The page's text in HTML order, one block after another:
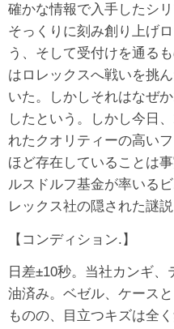
確かな情報で入手したシ
そっくりに刻み創り上げ
う、そして受付けを通る
はロレックスへ戦いを挑
いた。しかしそれはなぜ
したという。しかし今日
れたクオリティーの高い
ほど存在していることは
ルスドルフ基金が率いる
レックス社の隠された謎
【コンディション.】
日差±10秒。当社カンギ
油済み。ベゼル、ケース
ものの、目立つキズは全